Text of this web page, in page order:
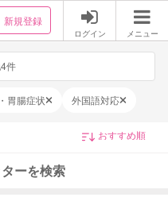
新規登録
ログイン メニュー
件
胃腸症状 外国語対応
ーを検索